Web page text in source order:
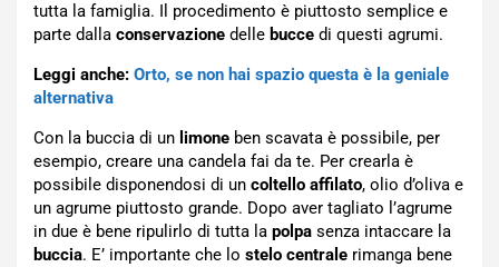
tutta la famiglia. Il procedimento è piuttosto semplice e
parte dalla conservazione delle bucce di questi agrumi.
Leggi anche: Orto, se non hai spazio questa è la geniale
alternativa
Con la buccia di un limone ben scavata è possibile, per
esempio, creare una candela fai da te. Per crearla è
possibile disponendosi di un coltello affilato, olio d’oliva e
un agrume piuttosto grande. Dopo aver tagliato l’agrume
in due è bene ripulirlo di tutta la polpa senza intaccare la
buccia. E’ importante che lo stelo centrale rimanga bene